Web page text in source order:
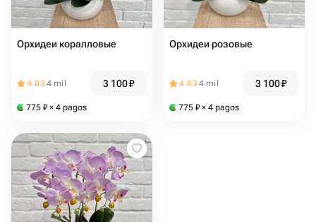
Орхидеи коралловые
4.834 mil 3 100₽
775 ₽ × 4 pagos
Орхидеи розовые
4.834 mil 3 100₽
775 ₽ × 4 pagos